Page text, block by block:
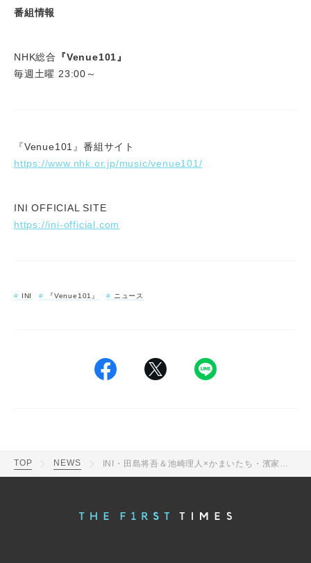
番組情報
NHK総合
『Venue101』
毎週土曜 23:00～
『Venue101』番組サイト
https://www.nhk.or.jp/music/venue101/
INI OFFICIAL SITE
https://ini-official.com
INI 『Venue101』 ニュース
TOP NEWS INI・田島将吾＆池崎理人×かまいたち・濱家隆一が“#あしなが3人兄弟”として「ビートDEトーヒ」をダンス